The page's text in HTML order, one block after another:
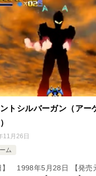
トシルバーガン（ア
11月26日
ム
】 1998年5月28日 【発